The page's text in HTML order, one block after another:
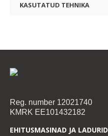
KASUTATUD TEHNIKA
Reg. number 12021740
KMRK EE101432182
EHITUSMASINAD JA LADURID